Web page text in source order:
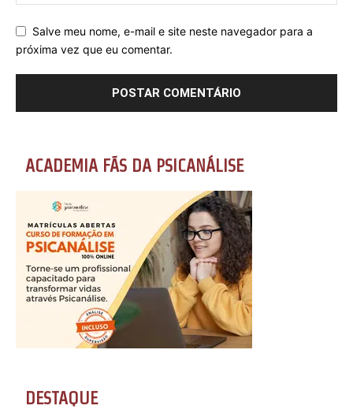
Salve meu nome, e-mail e site neste navegador para a
próxima vez que eu comentar.
ACADEMIA FÃS DA PSICANÁLISE
DESTAQUE